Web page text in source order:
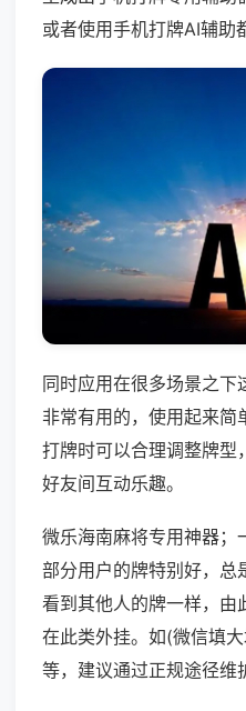
或者使用手机打牌AI辅助
同时应用在很多场景之下
非常有用的，使用起来简
打牌时可以合理调整牌型
好友间互动乐趣。
微乐海南麻将专用神器；
部分用户的牌特别好，总
看到其他人的牌一样，由
在此类外挂。如(微信填
等，建议通过正规途径维